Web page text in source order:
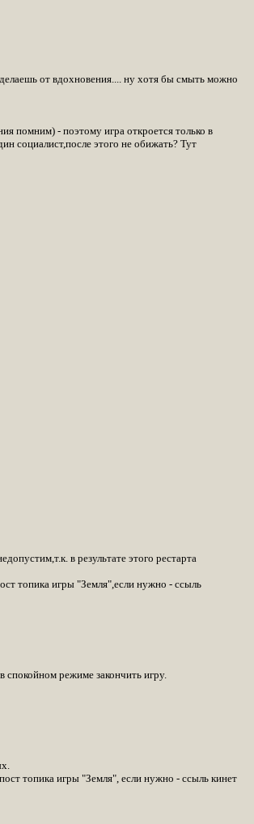
от вдохновения.... ну хотя бы смыть можно
помним) - поэтому игра откроется только в
социалист,после этого не обижать? Тут
в результате этого рестарта
топика игры "Земля",если нужно - ссыль
спокойном режиме закончить игру.
топика игры "Земля", если нужно - ссыль кинет